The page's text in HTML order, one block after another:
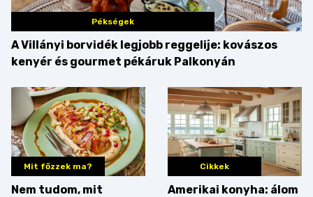
Pékségek
A Villányi borvidék legjobb reggelije: kovászos
kenyér és gourmet pékáruk Palkonyán
Mit főzzek ma?
Nem tudom, mit
Cikkek
Amerikai konyha: álom